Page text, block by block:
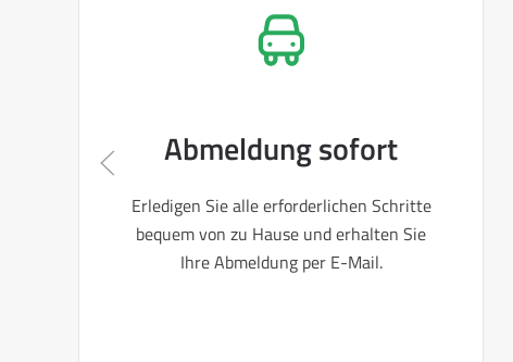
Abmeldung sofort
Erledigen Sie alle erforderlichen Schritte
bequem von zu Hause und erhalten Sie
Ihre Abmeldung per E-Mail.